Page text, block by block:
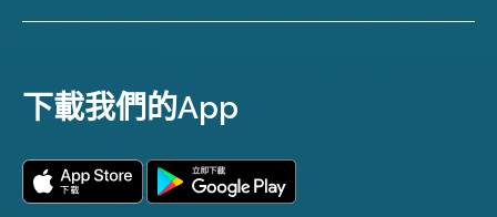
下載我們的App